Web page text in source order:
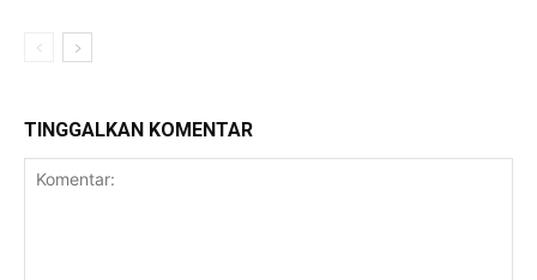
TINGGALKAN KOMENTAR